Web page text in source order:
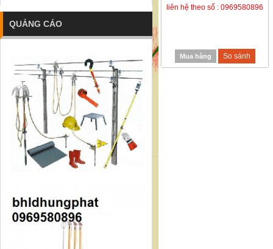
liên hệ theo số : 0969580896
Mua hàng So sánh
QUẢNG CÁO